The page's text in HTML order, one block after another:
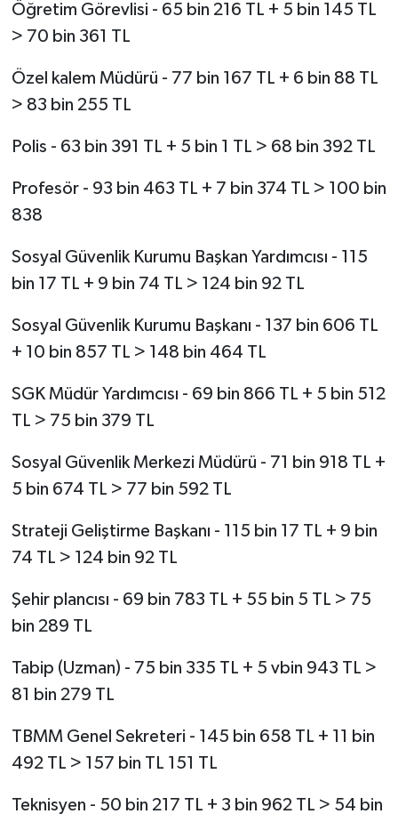
Öğretim Görevlisi - 65 bin 216 TL + 5 bin 145 TL
> 70 bin 361 TL
Özel kalem Müdürü - 77 bin 167 TL + 6 bin 88 TL
> 83 bin 255 TL
Polis - 63 bin 391 TL + 5 bin 1 TL > 68 bin 392 TL
Profesör - 93 bin 463 TL + 7 bin 374 TL > 100 bin
838
Sosyal Güvenlik Kurumu Başkan Yardımcısı - 115
bin 17 TL + 9 bin 74 TL > 124 bin 92 TL
Sosyal Güvenlik Kurumu Başkanı - 137 bin 606 TL
+ 10 bin 857 TL > 148 bin 464 TL
SGK Müdür Yardımcısı - 69 bin 866 TL + 5 bin 512
TL > 75 bin 379 TL
Sosyal Güvenlik Merkezi Müdürü - 71 bin 918 TL +
5 bin 674 TL > 77 bin 592 TL
Strateji Geliştirme Başkanı - 115 bin 17 TL + 9 bin
74 TL > 124 bin 92 TL
Şehir plancısı - 69 bin 783 TL + 55 bin 5 TL > 75
bin 289 TL
Tabip (Uzman) - 75 bin 335 TL + 5 vbin 943 TL >
81 bin 279 TL
TBMM Genel Sekreteri - 145 bin 658 TL + 11 bin
492 TL > 157 bin TL 151 TL
Teknisyen - 50 bin 217 TL + 3 bin 962 TL > 54 bin